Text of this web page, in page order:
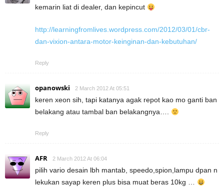
kemarin liat di dealer, dan kepincut
http://learningfromlives.wordpress.com/2012/03/01/cbr-
dan-vixion-antara-motor-keinginan-dan-kebutuhan/
Reply
opanowski 2 March 2012 At 05:51
keren xeon sih, tapi katanya agak repot kao mo ganti ban
belakang atau tambal ban belakangnya….
Reply
AFR 2 March 2012 At 06:04
pilih vario desain lbh mantab, speedo,spion,lampu dpan n
lekukan sayap keren plus bisa muat beras 10kg …